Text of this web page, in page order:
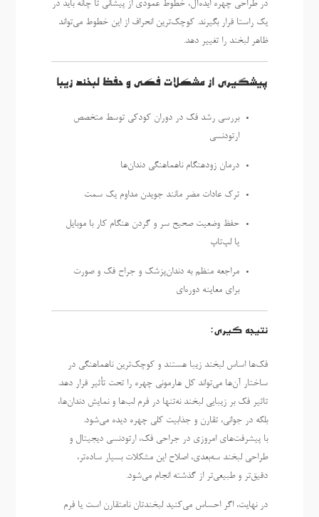
در طراحی چهره ایده‌آل، خطوط عمودی از پیشانی تا چانه باید در
یک راستا قرار بگیرند. کوچک‌ترین انحراف از این خطوط می‌تواند
ظاهر لبخند را تغییر دهد.
پیشگیری از مشکلات فکی و حفظ لبخند زیبا
بررسی رشد فک در دوران کودکی توسط متخصص
ارتودنسی
درمان زودهنگام ناهماهنگی دندان‌ها
ترک عادات مضر مانند جویدن مداوم یک سمت
حفظ وضعیت صحیح سر و گردن هنگام کار با موبایل
یا لپ‌تاپ
مراجعه منظم به دندان‌پزشک و جراح فک و صورت
برای معاینه دوره‌ای
نتیجه گیری:
فک‌ها اساس لبخند زیبا هستند و کوچک‌ترین ناهماهنگی در
ساختار آن‌ها می‌تواند کل هارمونی چهره را تحت تأثیر قرار دهد.
تاثیر فک بر زیبایی لبخند نه‌تنها در فرم لب‌ها و نمایش دندان‌ها،
بلکه در جوانی، تقارن و جذابیت کلی چهره دیده می‌شود.
با پیشرفت‌های امروزی در جراحی فک، ارتودنسی دیجیتال و
طراحی لبخند سه‌بعدی، اصلاح این مشکلات بسیار ساده‌تر،
دقیق‌تر و طبیعی‌تر از گذشته انجام می‌شود.
در نهایت، اگر احساس می‌کنید لبخندتان نامتقارن است یا فرم